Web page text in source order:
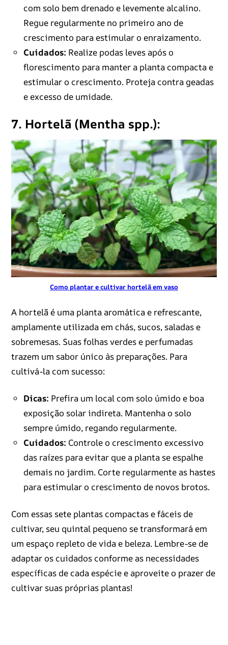
com solo bem drenado e levemente alcalino.
Regue regularmente no primeiro ano de
crescimento para estimular o enraizamento.
Cuidados: Realize podas leves após o
florescimento para manter a planta compacta e
estimular o crescimento. Proteja contra geadas
e excesso de umidade.
7. Hortelã (Mentha spp.):
Como plantar e cultivar hortelã em vaso
A hortelã é uma planta aromática e refrescante,
amplamente utilizada em chás, sucos, saladas e
sobremesas. Suas folhas verdes e perfumadas
trazem um sabor único às preparações. Para
cultivá-la com sucesso:
Dicas: Prefira um local com solo úmido e boa
exposição solar indireta. Mantenha o solo
sempre úmido, regando regularmente.
Cuidados: Controle o crescimento excessivo
das raízes para evitar que a planta se espalhe
demais no jardim. Corte regularmente as hastes
para estimular o crescimento de novos brotos.
Com essas sete plantas compactas e fáceis de
cultivar, seu quintal pequeno se transformará em
um espaço repleto de vida e beleza. Lembre-se de
adaptar os cuidados conforme as necessidades
específicas de cada espécie e aproveite o prazer de
cultivar suas próprias plantas!